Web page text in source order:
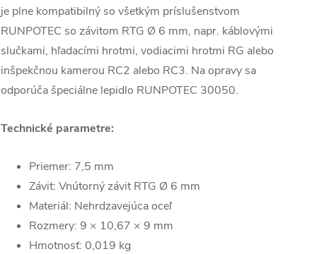
je plne kompatibilný so všetkým príslušenstvom
RUNPOTEC so závitom RTG Ø 6 mm, napr. káblovými
slučkami, hľadacími hrotmi, vodiacimi hrotmi RG alebo
inšpekčnou kamerou RC2 alebo RC3. Na opravy sa
odporúča špeciálne lepidlo RUNPOTEC 30050.
Technické parametre:
Priemer: 7,5 mm
Závit: Vnútorný závit RTG Ø 6 mm
Materiál: Nehrdzavejúca oceľ
Rozmery: 9 × 10,67 × 9 mm
Hmotnosť: 0,019 kg